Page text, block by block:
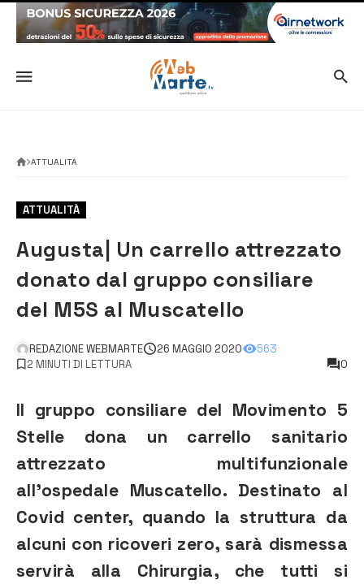
ATTUALITÀ
ATTUALITÀ
Augusta| Un carrello attrezzato
donato dal gruppo consiliare
del M5S al Muscatello
REDAZIONE WEBMARTE 26 MAGGIO 2020
563
2 MINUTI DI LETTURA
0
Il gruppo consiliare del Movimento 5
Stelle dona un carrello sanitario
attrezzato multifunzionale
all’ospedale Muscatello. Destinato al
Covid center, quando la struttura da
alcuni con ricoveri zero, sarà dismessa
servirà alla Chirurgia, che tutti si